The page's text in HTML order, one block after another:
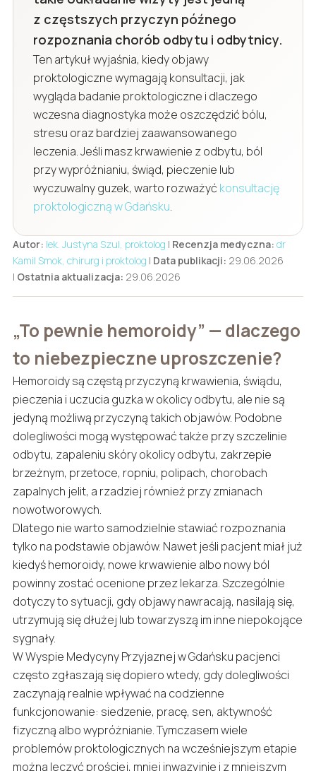
z częstszych przyczyn późnego
rozpoznania chorób odbytu i odbytnicy.
Ten artykuł wyjaśnia, kiedy objawy
proktologiczne wymagają konsultacji, jak
wygląda badanie proktologiczne i dlaczego
wczesna diagnostyka może oszczędzić bólu,
stresu oraz bardziej zaawansowanego
leczenia. Jeśli masz krwawienie z odbytu, ból
przy wypróżnianiu, świąd, pieczenie lub
wyczuwalny guzek, warto rozważyć konsultację
proktologiczną w Gdańsku.
Autor: lek. Justyna Szul, proktolog | Recenzja medyczna: dr
Kamil Smok, chirurg i proktolog | Data publikacji: 29.06.2026
| Ostatnia aktualizacja: 29.06.2026
„To pewnie hemoroidy” — dlaczego
to niebezpieczne uproszczenie?
Hemoroidy są częstą przyczyną krwawienia, świądu,
pieczenia i uczucia guzka w okolicy odbytu, ale nie są
jedyną możliwą przyczyną takich objawów. Podobne
dolegliwości mogą występować także przy szczelinie
odbytu, zapaleniu skóry okolicy odbytu, zakrzepie
brzeżnym, przetoce, ropniu, polipach, chorobach
zapalnych jelit, a rzadziej również przy zmianach
nowotworowych.
Dlatego nie warto samodzielnie stawiać rozpoznania
tylko na podstawie objawów. Nawet jeśli pacjent miał już
kiedyś hemoroidy, nowe krwawienie albo nowy ból
powinny zostać ocenione przez lekarza. Szczególnie
dotyczy to sytuacji, gdy objawy nawracają, nasilają się,
utrzymują się dłużej lub towarzyszą im inne niepokojące
sygnały.
W Wyspie Medycyny Przyjaznej w Gdańsku pacjenci
często zgłaszają się dopiero wtedy, gdy dolegliwości
zaczynają realnie wpływać na codzienne
funkcjonowanie: siedzenie, pracę, sen, aktywność
fizyczną albo wypróżnianie. Tymczasem wiele
problemów proktologicznych na wcześniejszym etapie
można leczyć prościej, mniej inwazyjnie i z mniejszym